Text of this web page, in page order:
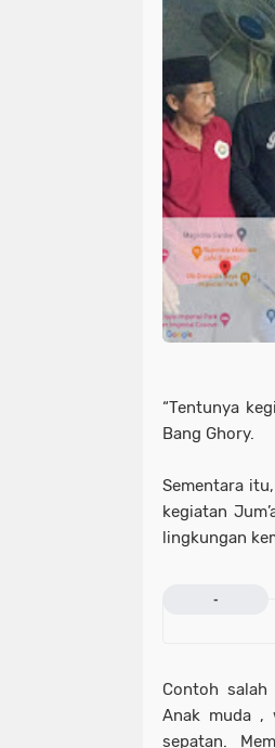
“Tentunya
Bang Ghory.
Sementara
kegiatan
lingkungan
-
Contoh salah
Anak muda ,
sepatan.